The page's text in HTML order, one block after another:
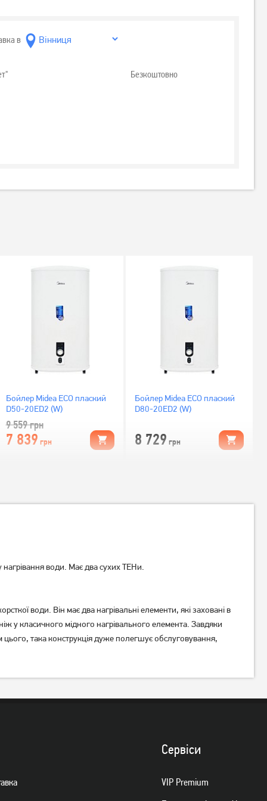
в
Безкоштовно
Бойлер Midea ECO плаский
D50-20ED2 (W)
9 559грн
7 839 грн
Бойлер Midea ECO плаский
D80-20ED2 (W)
8 729 грн
Бойлер Midea PRIME
плаский D50-20ED6 (D)
Бойлер Vestel TE100D20
7 499
води. Має два сухих ТЕНи.
води. Він має два нагрівальні елементи, які заховані в
у класичного мідного нагрівального елемента. Завдяки
цього, така конструкція дуже полегшує обслуговування,
Сервiси
VIP Premium